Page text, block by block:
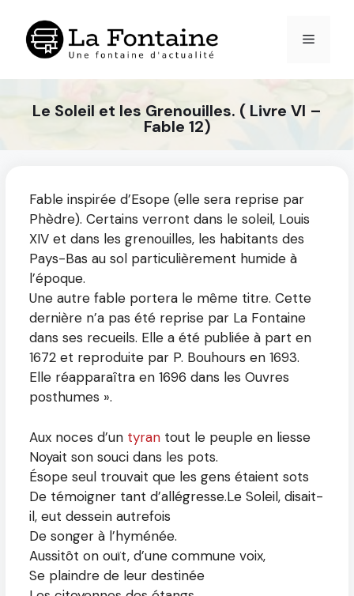
contenu
Menu
Le Soleil et les Grenouilles. ( Livre VI –
Fable 12)
Fable inspirée d’Esope (elle sera reprise par
Phèdre). Certains verront dans le soleil, Louis
XIV et dans les grenouilles, les habitants des
Pays-Bas au sol particulièrement humide à
l’époque.
Une autre fable portera le même titre. Cette
dernière n’a pas été reprise par La Fontaine
dans ses recueils. Elle a été publiée à part en
1672 et reproduite par P. Bouhours en 1693.
Elle réapparaîtra en 1696 dans les Ouvres
posthumes ».
Aux noces d’un tyran tout le peuple en liesse
Noyait son souci dans les pots.
Ésope seul trouvait que les gens étaient sots
De témoigner tant d’allégresse.Le Soleil, disait-
il, eut dessein autrefois
De songer à l’hyménée.
Aussitôt on ouït, d’une commune voix,
Se plaindre de leur destinée